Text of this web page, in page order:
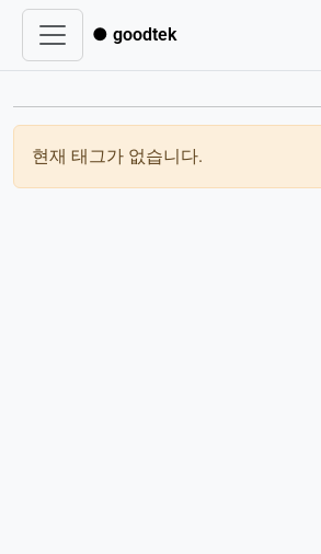
● goodtek
현재 태그가 없습니다.